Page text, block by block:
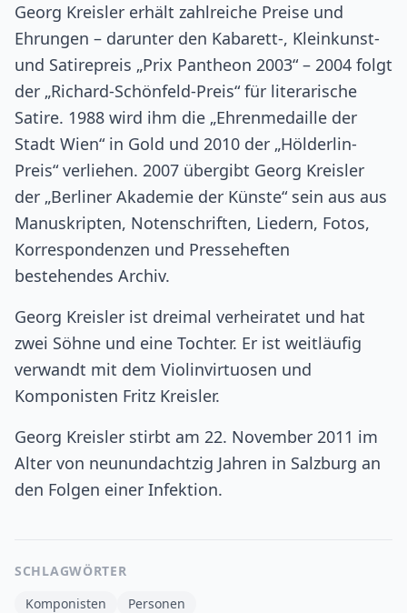
Georg Kreisler erhält zahlreiche Preise und
Ehrungen – darunter den Kabarett-, Kleinkunst-
und Satirepreis „Prix Pantheon 2003“ – 2004 folgt
der „Richard-Schönfeld-Preis“ für literarische
Satire. 1988 wird ihm die „Ehrenmedaille der
Stadt Wien“ in Gold und 2010 der „Hölderlin-
Preis“ verliehen. 2007 übergibt Georg Kreisler
der „Berliner Akademie der Künste“ sein aus aus
Manuskripten, Notenschriften, Liedern, Fotos,
Korrespondenzen und Presseheften
bestehendes Archiv.
Georg Kreisler ist dreimal verheiratet und hat
zwei Söhne und eine Tochter. Er ist weitläufig
verwandt mit dem Violinvirtuosen und
Komponisten Fritz Kreisler.
Georg Kreisler stirbt am 22. November 2011 im
Alter von neunundachtzig Jahren in Salzburg an
den Folgen einer Infektion.
SCHLAGWÖRTER
Komponisten
Personen